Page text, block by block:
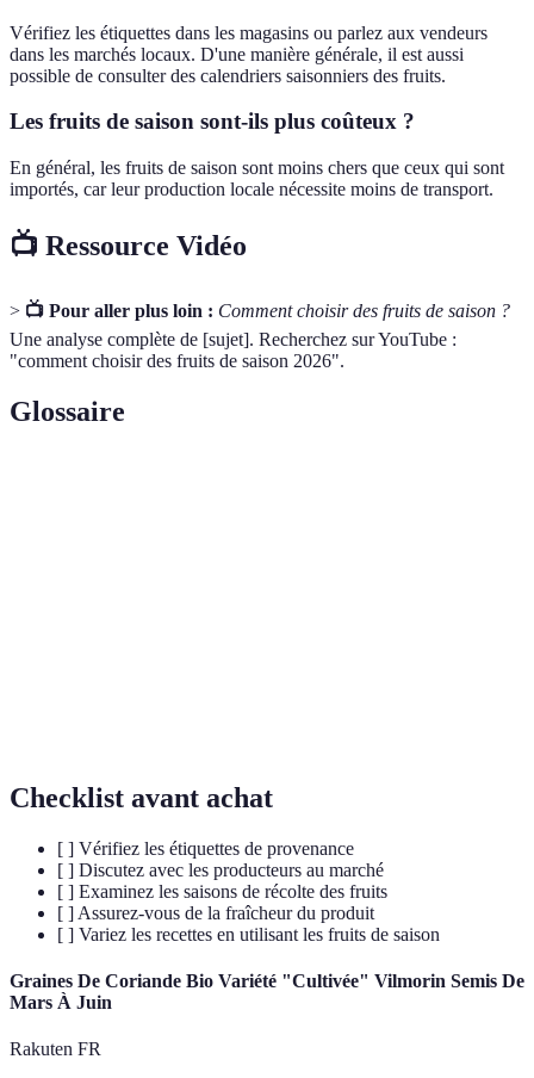
Vérifiez les étiquettes dans les magasins ou parlez aux vendeurs
dans les marchés locaux. D'une manière générale, il est aussi
possible de consulter des calendriers saisonniers des fruits.
Les fruits de saison sont-ils plus coûteux ?
En général, les fruits de saison sont moins chers que ceux qui sont
importés, car leur production locale nécessite moins de transport.
📺 Ressource Vidéo
> 📺 Pour aller plus loin : Comment choisir des fruits de saison ?
Une analyse complète de [sujet]. Recherchez sur YouTube :
"comment choisir des fruits de saison 2026".
Glossaire
Checklist avant achat
[ ] Vérifiez les étiquettes de provenance
[ ] Discutez avec les producteurs au marché
[ ] Examinez les saisons de récolte des fruits
[ ] Assurez-vous de la fraîcheur du produit
[ ] Variez les recettes en utilisant les fruits de saison
Graines De Coriande Bio Variété "Cultivée" Vilmorin Semis De
Mars À Juin
Rakuten FR